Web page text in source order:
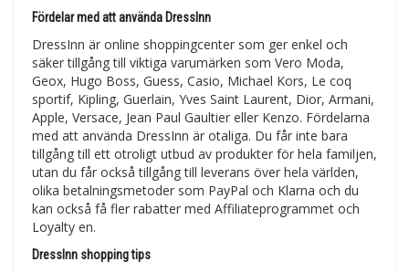
Fördelar med att använda DressInn
DressInn är online shoppingcenter som ger enkel och
säker tillgång till viktiga varumärken som Vero Moda,
Geox, Hugo Boss, Guess, Casio, Michael Kors, Le coq
sportif, Kipling, Guerlain, Yves Saint Laurent, Dior, Armani,
Apple, Versace, Jean Paul Gaultier eller Kenzo. Fördelarna
med att använda DressInn är otaliga. Du får inte bara
tillgång till ett otroligt utbud av produkter för hela familjen,
utan du får också tillgång till leverans över hela världen,
olika betalningsmetoder som PayPal och Klarna och du
kan också få fler rabatter med Affiliateprogrammet och
Loyalty en.
DressInn shopping tips